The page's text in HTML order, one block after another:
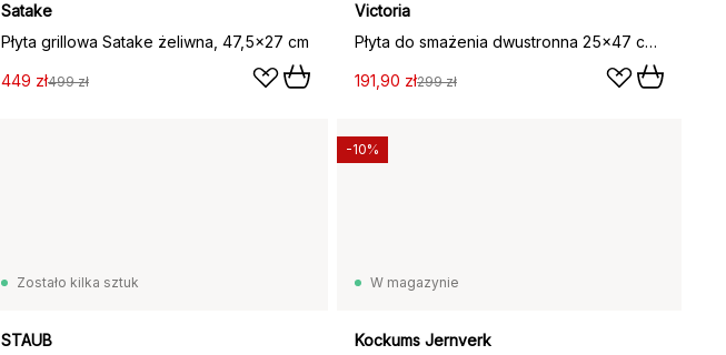
Satake
Płyta grillowa Satake żeliwna, 47,5x27 cm
449 zł499 zł
Victoria
Płyta do smażenia dwustronna 25x47 cm, Czarny
191,90 zł299 zł
Zostało kilka sztuk
STAUB
W magazynie
Kockums Jernverk
-10%